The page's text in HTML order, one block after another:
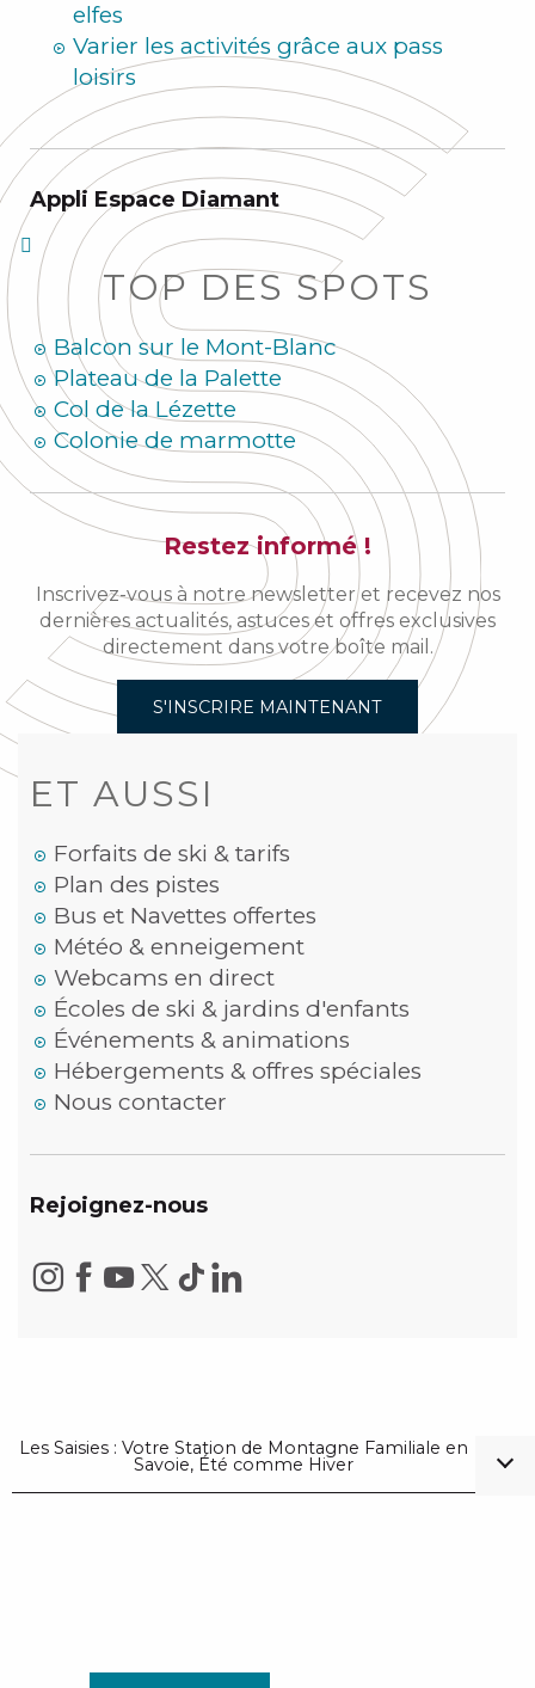
elfes
Varier les activités grâce aux pass
loisirs
Appli Espace Diamant
TOP DES SPOTS
Balcon sur le Mont-Blanc
Plateau de la Palette
Col de la Lézette
Colonie de marmotte
Restez informé !
Inscrivez-vous à notre newsletter et recevez nos
dernières actualités, astuces et offres exclusives
directement dans votre boîte mail.
S'INSCRIRE MAINTENANT
ET AUSSI
Forfaits de ski & tarifs
Plan des pistes
Bus et Navettes offertes
Météo & enneigement
Webcams en direct
Écoles de ski & jardins d'enfants
Événements & animations
Hébergements & offres spéciales
Nous contacter
Rejoignez-nous
Les Saisies : Votre Station de Montagne Familiale en
Savoie, Été comme Hiver